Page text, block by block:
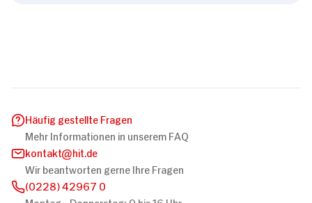
Häufig gestellte Fragen
Mehr Informationen in unserem FAQ
kontakt
hit.de
Wir beantworten gerne Ihre Fragen
(0228) 42967 0